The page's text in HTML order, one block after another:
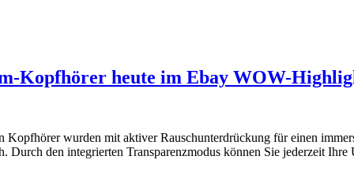
Kopfhörer heute im Ebay WOW-
wurden mit aktiver Rauschunterdrückung für einen
den integrierten Transparenzmodus können Sie jederzeit